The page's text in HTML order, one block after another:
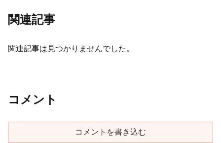
関連記事
関連記事は見つかりませんでした。
コメント
コメントを書き込む